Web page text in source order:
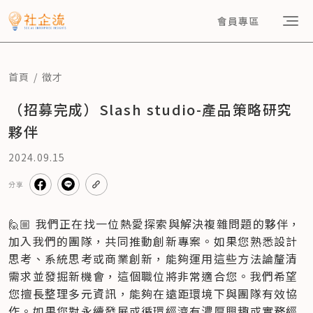
會員專區
首頁 徵才
（招募完成）Slash studio-產品策略研究
夥伴
2024.09.15
分享
🙋🏼 我們正在找一位熱愛探索與解決複雜問題的夥伴，
加入我們的團隊，共同推動創新專案。如果您熟悉設計
思考、系統思考或商業創新，能夠運用這些方法論釐清
需求並發掘新機會，這個職位將非常適合您。我們希望
您擅長整理多元資訊，能夠在遠距環境下與團隊有效協